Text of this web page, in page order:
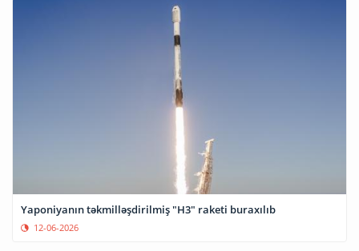
Yaponiyanın təkmilləşdirilmiş "H3" raketi buraxılıb
12-06-2026